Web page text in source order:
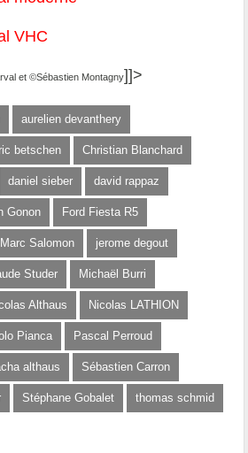
VHC
et ©Sébastien Montagny]]>
aurelien devanthery
betschen Christian Blanchard
daniel sieber david rappaz
Gonon Ford Fiesta R5
Salomon jerome degout
Studer Michaël Burri
Althaus Nicolas LATHION
Pianca Pascal Perroud
althaus Sébastien Carron
Stéphane Gobalet thomas schmid